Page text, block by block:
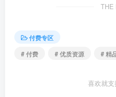
| ├──课时122 Adversarial
| ├──课时126 Auto-Encoders
| ├──课时127 Auto-Encoders
| ├──课时128 Auto-Encoders
| └──课时131 VAE实战-训练与
THE
付费专区
# 付费
# 优质资源 # 精
喜欢就